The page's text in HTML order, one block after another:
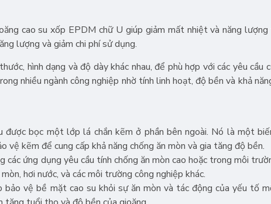
cao su xốp EPDM chữ U giúp giảm mất nhiệt và năng
lượng và giảm chi phí sử dụng.
hình dạng và độ dày khác nhau, để phù hợp với các yêu cầu
nhiều ngành công nghiệp nhờ tính linh hoạt, độ bền và khả
bọc một lớp lá chắn kẽm ở phần bên ngoài. Nó là một
kẽm để cung cấp khả năng chống ăn mòn và gia tăng độ bền.
ứng dụng yêu cầu tính chống ăn mòn cao hoặc trong môi
hơi nước, và các môi trường công nghiệp khác.
vệ bề mặt cao su khỏi sự ăn mòn và tác động của yếu tố